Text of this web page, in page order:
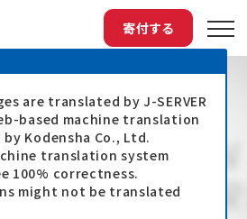
寄付する
are translated by J-SERVER
based machine translation
Kodensha Co., Ltd.
translation system
100% correctness.
might not be translated